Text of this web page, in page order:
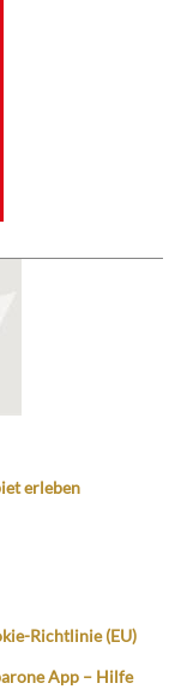
erleben
Richtlinie (EU)
App – Hilfe